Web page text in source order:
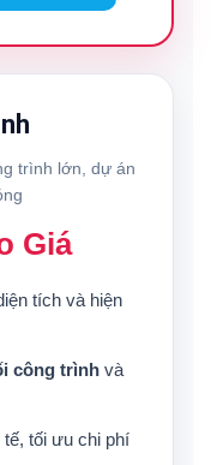
trình lớn, dự án
Giá
tích và hiện
công trìnhvà
tối ưu chi phí